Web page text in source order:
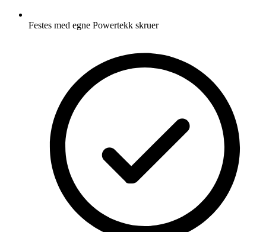
Festes med egne Powertekk skruer